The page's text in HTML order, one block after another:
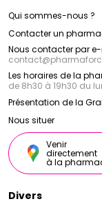
Qui sommes-nous ?
Contacter un
Nous contacter par
contact@
Les horaires de la
de 8h30 à 19h30 du
Présentation de la
Nous situer
Venir
directement
à la
Divers